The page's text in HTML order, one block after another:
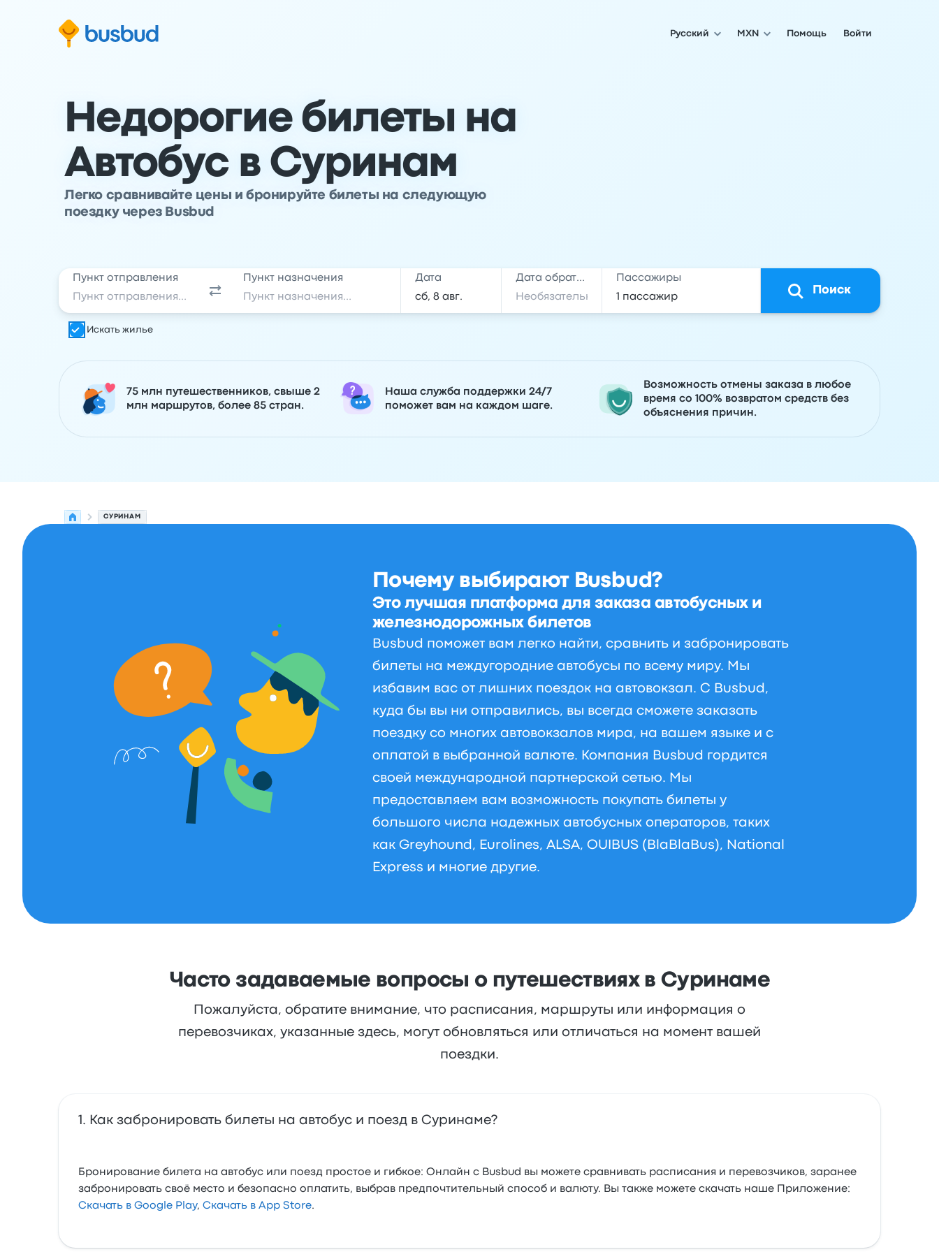
к форме поиска
к основной информации
к нижнему колонтитулу
Русский MXN Помощь Войти
Недорогие билеты на
Автобус в Суринам
Легко сравнивайте цены и бронируйте билеты на следующую
поездку через Busbud
Пункт отправления Пункт назначения Дата Дата обратной поездки Пассажиры
Поиск
Искать жилье
75 млн путешественников, свыше 2
млн маршрутов, более 85 стран.
Наша служба поддержки 24/7
поможет вам на каждом шаге.
Возможность отмены заказа в любое
время со 100% возвратом средств без
объяснения причин.
СУРИНАМ
Почему выбирают Busbud?
Это лучшая платформа для заказа автобусных и
железнодорожных билетов
Busbud поможет вам легко найти, сравнить и забронировать
билеты на междугородние автобусы по всему миру. Мы
избавим вас от лишних поездок на автовокзал. С Busbud,
куда бы вы ни отправились, вы всегда сможете заказать
поездку со многих автовокзалов мира, на вашем языке и с
оплатой в выбранной валюте. Компания Busbud гордится
своей международной партнерской сетью. Мы
предоставляем вам возможность покупать билеты у
большого числа надежных автобусных операторов, таких
как Greyhound, Eurolines, ALSA, OUIBUS (BlaBlaBus), National
Express и многие другие.
Часто задаваемые вопросы о путешествиях в Суринаме
Пожалуйста, обратите внимание, что расписания, маршруты или информация о
перевозчиках, указанные здесь, могут обновляться или отличаться на момент вашей
поездки.
Как забронировать билеты на автобус и поезд в Суринаме?
Бронирование билета на автобус или поезд простое и гибкое: Онлайн с Busbud вы можете сравнивать расписания и перевозчиков, заранее
забронировать своё место и безопасно оплатить, выбрав предпочтительный способ и валюту. Вы также можете скачать наше Приложение:
Скачать в Google Play, Скачать в App Store.